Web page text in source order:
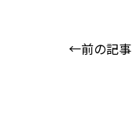
←前の記事